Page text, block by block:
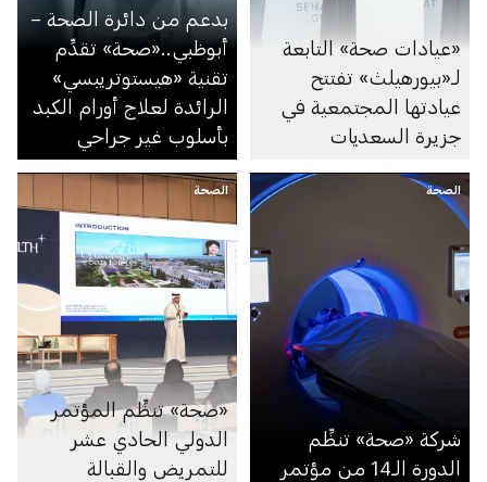
«عيادات صحة» التابعة
لـ«بيورهيلث» تفتتح
عيادتها المجتمعية في
جزيرة السعديات
بدعم من دائرة الصحة –
أبوظبي..«صحة» تقدِّم
تقنية «هيستوتريبسي»
الرائدة لعلاج أورام الكبد
بأسلوب غير جراحي
الصحة
شركة «صحة» تنظِّم
الدورة الـ14 من مؤتمر
الصحة
«صحة» تنظِّم المؤتمر
الدولي الحادي عشر
للتمريض والقبالة